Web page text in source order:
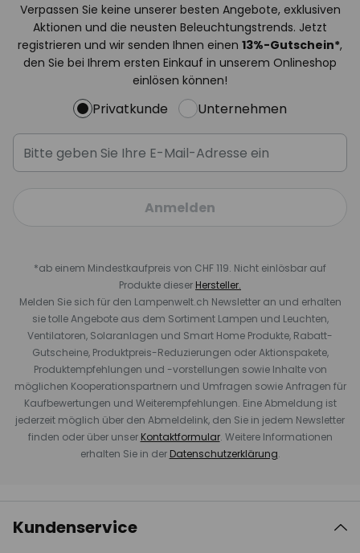
Verpassen Sie keine unserer besten Angebote, exklusiven
Aktionen und die neusten Beleuchtungstrends. Jetzt
registrieren und wir senden Ihnen einen 13%-Gutschein*,
den Sie bei Ihrem ersten Einkauf in unserem Onlineshop
einlösen können!
Privatkunde Unternehmen
Anmelden
*ab einem Mindestkaufpreis von CHF 119. Nicht einlösbar auf
Produkte dieser Hersteller.
Melden Sie sich für den Lampenwelt.ch Newsletter an und erhalten
sie tolle Angebote aus dem Sortiment Lampen und Leuchten,
Ventilatoren, Solaranlagen und Smart Home Produkte, Rabatt-
Gutscheine, Produktpreis-Reduzierungen oder Aktionspakete,
Produktempfehlungen und -vorstellungen sowie Inhalte von
möglichen Kooperationspartnern und Umfragen sowie Anfragen für
Kaufbewertungen und Weiterempfehlungen. Eine Abmeldung ist
jederzeit möglich über den Abmeldelink, den Sie in jedem Newsletter
finden oder über unser Kontaktformular. Weitere Informationen
erhalten Sie in der Datenschutzerklärung.
Kundenservice